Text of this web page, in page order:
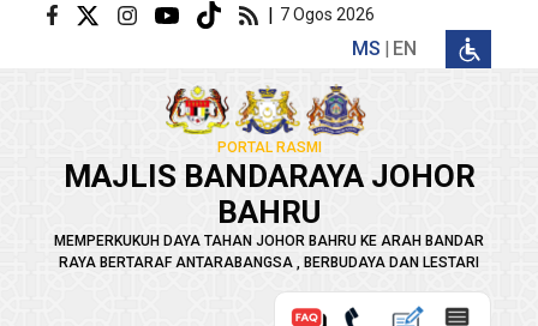
Langkau ke kandungan utama | 7 Ogos 2026
MS EN
PORTAL RASMI
MAJLIS BANDARAYA JOHOR
BAHRU
MEMPERKUKUH DAYA TAHAN JOHOR BAHRU KE ARAH BANDAR
RAYA BERTARAF ANTARABANGSA , BERBUDAYA DAN LESTARI